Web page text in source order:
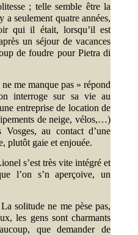
; telle semble être la
seulement quatre années,
qui il était, lorsqu’il est
un séjour de vacances
de foudre pour Pietra di
me manque pas » répond
interroge sur sa vie au
entreprise de location de
de neige, vélos,…)
au contact d’une
plutôt gaie et enjouée.
s’est très vite intégré et
l’on s’n aperçoive, un
solitude ne me pèse pas,
les gens sont charmants
que demander de